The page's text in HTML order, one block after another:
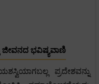
ಜೀವನದ ಭವಿಷ್ಯವಾಣಿ
ಪ್ರದೇಶವನ್ನು